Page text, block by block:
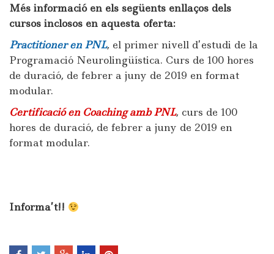
Més informació en els següents enllaços dels
cursos inclosos en aquesta oferta:
Practitioner en PNL, el primer nivell d’estudi de la
Programació Neurolingüística. Curs de 100 hores
de duració, de febrer a juny de 2019 en format
modular.
Certificació en Coaching amb PNL, curs de 100
hores de duració, de febrer a juny de 2019 en
format modular.
Informa’t!!